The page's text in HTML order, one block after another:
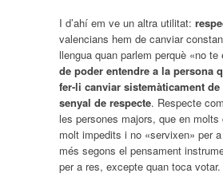
I d’ahí em ve un altra utilitat:
valencians hem de canviar
llengua quan parlem perquè «no te
de poder entendre a la persona
fer-li canviar sistemàticament
senyal de respecte. Respecte
les persones majors, que en
molt impedits i no «servixen» per
més segons el pensament
per a res, excepte quan toca